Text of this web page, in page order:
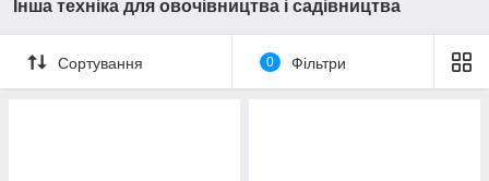
Інша техніка для овочівництва і садівництва
Сортування 0 Фільтри